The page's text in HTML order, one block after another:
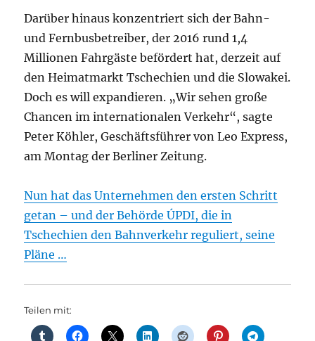
Darüber hinaus konzentriert sich der Bahn-
und Fernbusbetreiber, der 2016 rund 1,4
Millionen Fahrgäste befördert hat, derzeit auf
den Heimatmarkt Tschechien und die Slowakei.
Doch es will expandieren. „Wir sehen große
Chancen im internationalen Verkehr“, sagte
Peter Köhler, Geschäftsführer von Leo Express,
am Montag der Berliner Zeitung.
Nun hat das Unternehmen den ersten Schritt
getan – und der Behörde ÚPDI, die in
Tschechien den Bahnverkehr reguliert, seine
Pläne …
Teilen mit: